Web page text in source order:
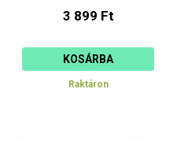
3 899 Ft
KOSÁRBA
Raktáron